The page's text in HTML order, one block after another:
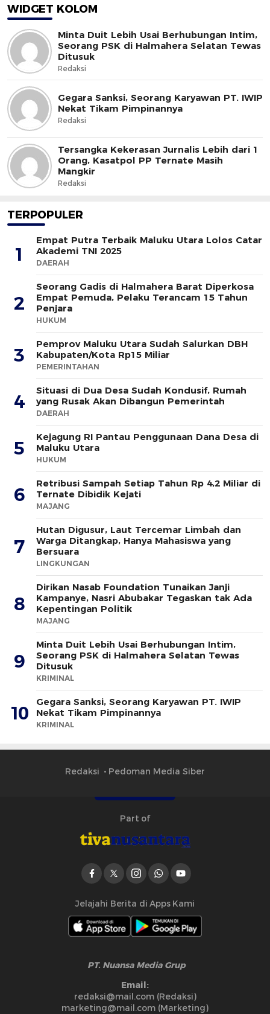
WIDGET KOLOM
Minta Duit Lebih Usai Berhubungan Intim,
Seorang PSK di Halmahera Selatan Tewas
Ditusuk
Redaksi
Gegara Sanksi, Seorang Karyawan PT. IWIP
Nekat Tikam Pimpinannya
Redaksi
Tersangka Kekerasan Jurnalis Lebih dari 1
Orang, Kasatpol PP Ternate Masih
Mangkir
Redaksi
TERPOPULER
1
Empat Putra Terbaik Maluku Utara Lolos Catar
Akademi TNI 2025
DAERAH
2
Seorang Gadis di Halmahera Barat Diperkosa
Empat Pemuda, Pelaku Terancam 15 Tahun
Penjara
HUKUM
3
Pemprov Maluku Utara Sudah Salurkan DBH
Kabupaten/Kota Rp15 Miliar
PEMERINTAHAN
4
Situasi di Dua Desa Sudah Kondusif, Rumah
yang Rusak Akan Dibangun Pemerintah
DAERAH
5
Kejagung RI Pantau Penggunaan Dana Desa di
Maluku Utara
HUKUM
6
Retribusi Sampah Setiap Tahun Rp 4,2 Miliar di
Ternate Dibidik Kejati
MAJANG
7
Hutan Digusur, Laut Tercemar Limbah dan
Warga Ditangkap, Hanya Mahasiswa yang
Bersuara
LINGKUNGAN
8
Dirikan Nasab Foundation Tunaikan Janji
Kampanye, Nasri Abubakar Tegaskan tak Ada
Kepentingan Politik
MAJANG
9
Minta Duit Lebih Usai Berhubungan Intim,
Seorang PSK di Halmahera Selatan Tewas
Ditusuk
KRIMINAL
10
Gegara Sanksi, Seorang Karyawan PT. IWIP
Nekat Tikam Pimpinannya
KRIMINAL
Redaksi Pedoman Media Siber
Part of
Jelajahi Berita di Apps Kami
PT. Nuansa Media Grup
Email:
redaksi@mail.com (Redaksi)
marketing@mail.com (Marketing)